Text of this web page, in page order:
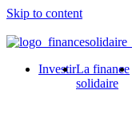
Skip to content
InvestirLa finance
solidaire